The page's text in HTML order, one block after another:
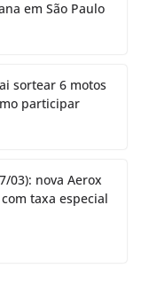
em São Paulo
sortear 6 motos
participar
03): nova Aerox
taxa especial